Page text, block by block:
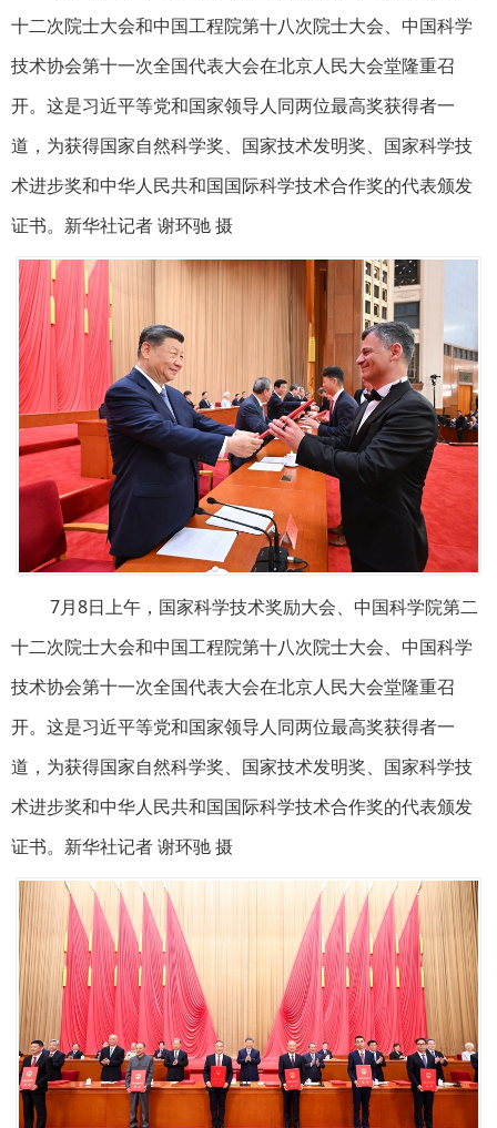
十二次院士大会和中国工程院第十八次院士大会、中国科学
技术协会第十一次全国代表大会在北京人民大会堂隆重召
开。这是习近平等党和国家领导人同两位最高奖获得者一
道，为获得国家自然科学奖、国家技术发明奖、国家科学技
术进步奖和中华人民共和国国际科学技术合作奖的代表颁发
证书。新华社记者 谢环驰 摄
7月8日上午，国家科学技术奖励大会、中国科学院第二
十二次院士大会和中国工程院第十八次院士大会、中国科学
技术协会第十一次全国代表大会在北京人民大会堂隆重召
开。这是习近平等党和国家领导人同两位最高奖获得者一
道，为获得国家自然科学奖、国家技术发明奖、国家科学技
术进步奖和中华人民共和国国际科学技术合作奖的代表颁发
证书。新华社记者 谢环驰 摄